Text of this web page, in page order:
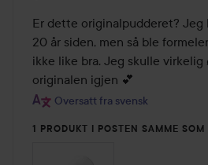
Er dette originalpudderet?
20 år siden, men så ble
ikke like bra. Jeg skulle virkelig
originalen igjen 💕
Oversatt fra svensk
1 PRODUKT I POSTEN SAMME